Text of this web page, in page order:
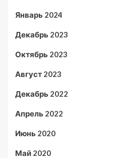
Январь 2024
Декабрь 2023
Октябрь 2023
Август 2023
Декабрь 2022
Апрель 2022
Июнь 2020
Май 2020